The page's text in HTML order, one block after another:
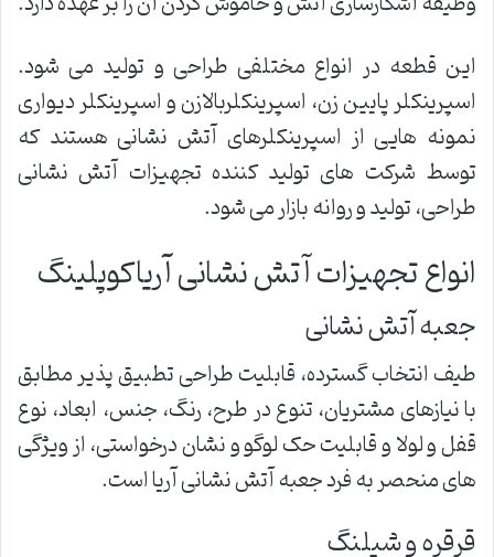
این قطعه در انواع مختلفی طراحی و تولید می شود.
اسپرینکلر پایین زن، اسپرینکلربالازن و اسپرینکلر دیواری
نمونه هایی از اسپرینکلرهای آتش نشانی هستند که
توسط شرکت های تولید کننده تجهیزات آتش نشانی
طراحی، تولید و روانه بازار می شود.
انواع تجهیزات آتش نشانی آریاکوپلینگ
جعبه آتش نشانی
طیف انتخاب گسترده، قابلیت طراحی تطبیق پذیر مطابق
با نیازهای مشتریان، تنوع در طرح، رنگ، جنس، ابعاد، نوع
قفل و لولا و قابلیت حک لوگو و نشان درخواستی، از ویژگی
های منحصر به فرد جعبه آتش نشانی آریا است.
قرقره و شیلنگ